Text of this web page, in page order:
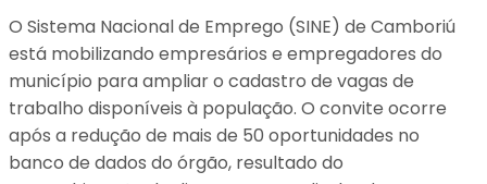
O Sistema Nacional de Emprego (SINE) de Camboriú
está mobilizando empresários e empregadores do
município para ampliar o cadastro de vagas de
trabalho disponíveis à população. O convite ocorre
após a redução de mais de 50 oportunidades no
banco de dados do órgão, resultado do